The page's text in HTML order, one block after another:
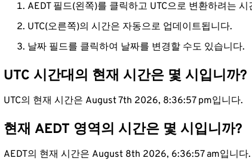
AEDT 필드(왼쪽)를 클릭하고 UTC으로 변환하려는
UTC(오른쪽)의 시간은 자동으로 업데이트됩니다.
날짜 필드를 클릭하여 날짜를 변경할 수도 있습니다.
UTC 시간대의 현재 시간은 몇 시입니까?
UTC의 현재 시간은 August 7th 2026, 8:36:58 pm입니다.
현재 AEDT 영역의 시간은 몇 시입니까?
AEDT의 현재 시간은 August 8th 2026, 6:36:58 am입니다.